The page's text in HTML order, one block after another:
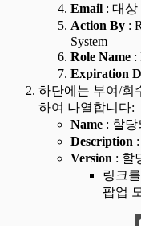
Email : 대상
Action By :
System
Role Name :
Expiration
하단에는 부여/회
하여 나열합니다:
Name : 할
Description
Version : 할
링크
팝업